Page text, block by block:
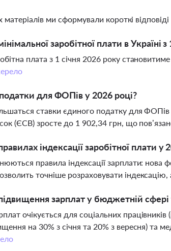
матеріалів ми сформували короткі
заробітної плати в Україні
плата з 1 січня 2026 року
для ФОПів у 2026 році?
ставки єдиного податку для
(ЄСВ) зросте до 1 902,34 грн, що
індексації заробітної плати у
правила індексації зарплати: нова
точніше розраховувати
зарплат у бюджетній сфері
очікується для соціальних
на 30% з січня та 20% з вересня) та